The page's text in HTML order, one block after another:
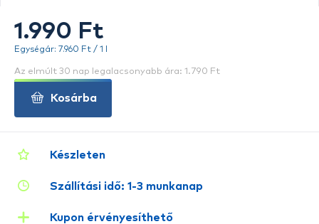
Készleten
Szállítási idő: 1-3 munkanap
Kupon érvényesíthető
1.990 Ft
Egységár: 7.960 Ft / 1 l
Az elmúlt 30 nap legalacsonyabb ára: 1.790 Ft
Kosárba